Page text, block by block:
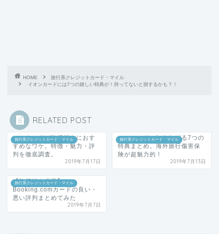
HOME
旅行系クレジットカード・マイル
イオンカードには7つの嬉しい特典が！持ってないと損するかも？！
RELATED POST
旅行系クレジットカード・マイル
ハマカードが旅行好きにおす
すめなワケ。特徴・魅力・評
判を徹底調査。
2019年7月17日
旅行系クレジットカード・マイル
ハマカードの知られざる7つの
特典まとめ。海外旅行傷害保
険が超魅力的！
2019年7月13日
旅行系クレジットカード・マイル
【旅行好き必見】
Booking.comカードの良い・
悪い評判まとめてみた
2019年7月7日